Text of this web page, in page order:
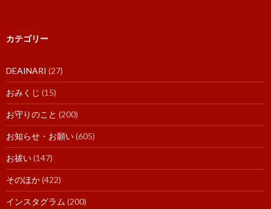
カテゴリー
DEAINARI (27)
おみくじ (15)
お守りのこと (200)
お知らせ・お願い(605)
お祓い(147)
そのほか(422)
インスタグラム (200)